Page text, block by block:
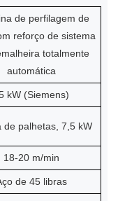
de perfilagem de
reforço de sistema
totalmente
automática
kW (Siemens)
de palhetas, 7,5 kW
18-20 m/min
de 45 libras